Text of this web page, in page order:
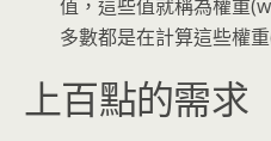
值，這些值就稱為權重
多數都是在計算這些權
上百點的需求